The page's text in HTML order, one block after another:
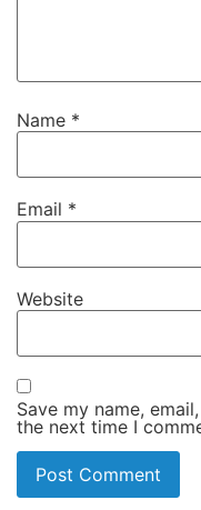
Name *
Email *
Website
Save my name,
the next time I